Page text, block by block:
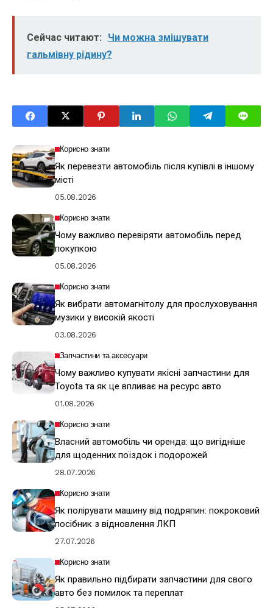
Сейчас читают:
Чи можна змішувати
гальмівну рідину?
Корисно знати
Як перевезти автомобіль після купівлі в іншому
місті
05.08.2026
Корисно знати
Чому важливо перевіряти автомобіль перед
покупкою
05.08.2026
Корисно знати
Як вибрати автомагнітолу для прослуховування
музики у високій якості
03.08.2026
Запчастини та аксесуари
Чому важливо купувати якісні запчастини для
Toyota та як це впливає на ресурс авто
01.08.2026
Корисно знати
Власний автомобіль чи оренда: що вигідніше
для щоденних поїздок і подорожей
28.07.2026
Корисно знати
Як полірувати машину від подряпин: покроковий
посібник з відновлення ЛКП
27.07.2026
Корисно знати
Як правильно підбирати запчастини для свого
авто без помилок та переплат